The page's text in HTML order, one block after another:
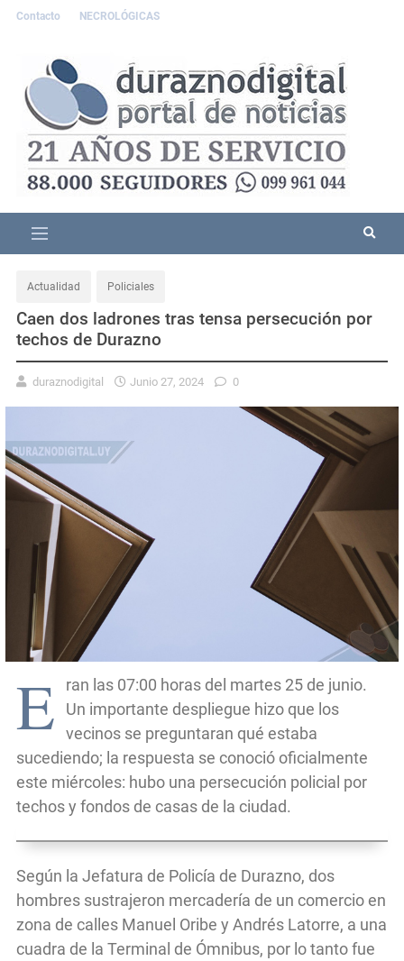
Contacto NECROLÓGICAS
Actualidad Policiales
Caen dos ladrones tras tensa persecución por
techos de Durazno
duraznodigital Junio 27, 2024 0
E
ran las 07:00 horas del martes 25 de junio.
Un importante despliegue hizo que los
vecinos se preguntaran qué estaba
sucediendo; la respuesta se conoció oficialmente
este miércoles: hubo una persecución policial por
techos y fondos de casas de la ciudad.
Según la Jefatura de Policía de Durazno, dos
hombres sustrajeron mercadería de un comercio en
zona de calles Manuel Oribe y Andrés Latorre, a una
cuadra de la Terminal de Ómnibus, por lo tanto fue